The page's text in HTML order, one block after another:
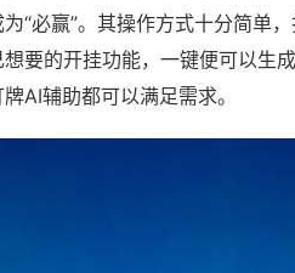
“必赢”。其操作方式十分简单
要的开挂功能，一键便可以生
AI辅助都可以满足需求。